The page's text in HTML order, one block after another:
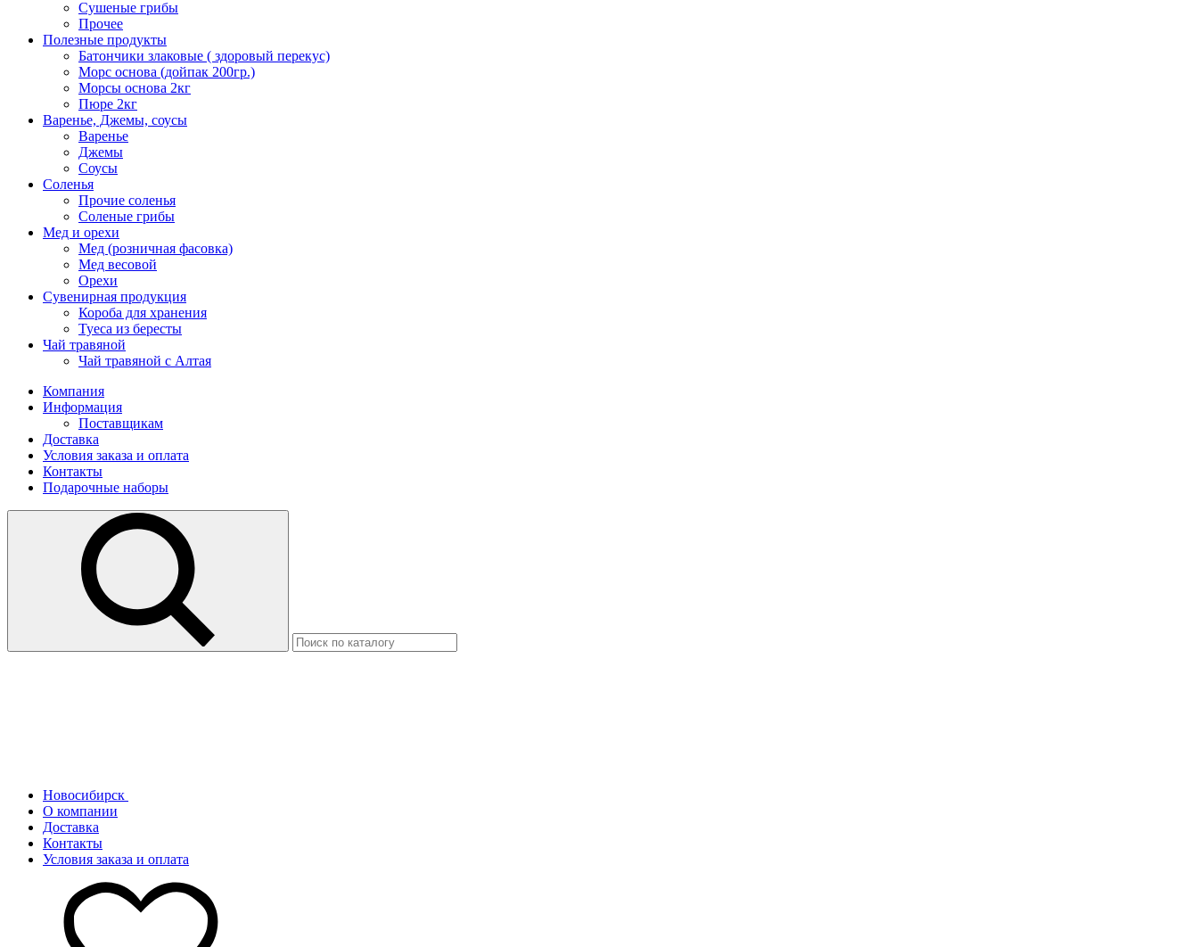
Сушеные грибы
Прочее
Полезные продукты
Батончики злаковые ( здоровый перекус)
Морс основа (дойпак 200гр.)
Морсы основа 2кг
Пюре 2кг
Варенье, Джемы, соусы
Варенье
Джемы
Соусы
Соленья
Прочие соленья
Соленые грибы
Мед и орехи
Мед (розничная фасовка)
Мед весовой
Орехи
Сувенирная продукция
Короба для хранения
Туеса из бересты
Чай травяной
Чай травяной с Алтая
Компания
Информация
Поставщикам
Доставка
Условия заказа и оплата
Контакты
Подарочные наборы
Новосибирск
О компании
Доставка
Контакты
Условия заказа и оплата